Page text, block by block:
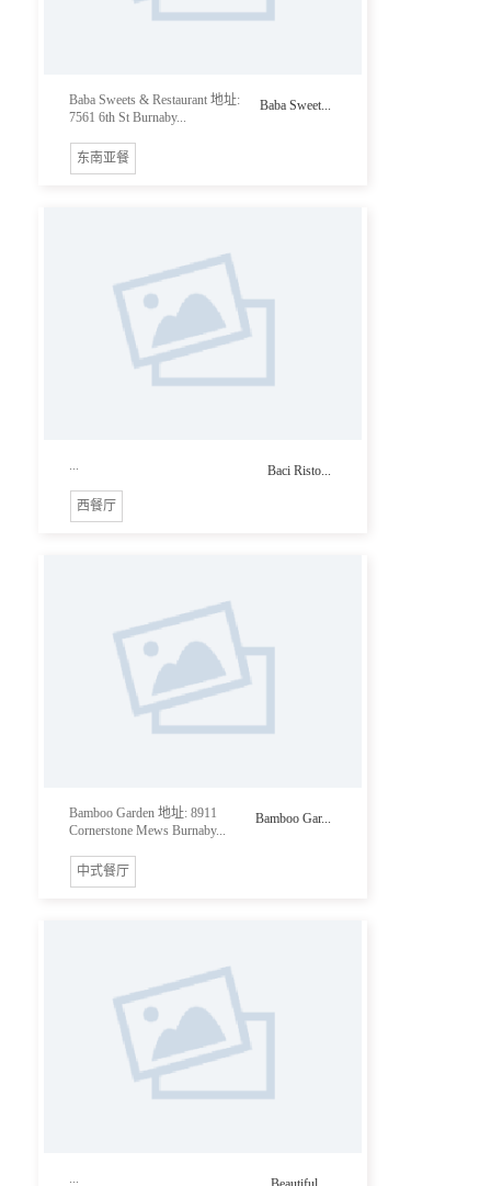
Baba Sweet...
Baba Sweets & Restaurant 地址:
7561 6th St Burnaby...
东南亚餐
Baci Risto...
西餐厅
Bamboo Gar...
Bamboo Garden 地址: 8911
Cornerstone Mews Burnaby...
中式餐厅